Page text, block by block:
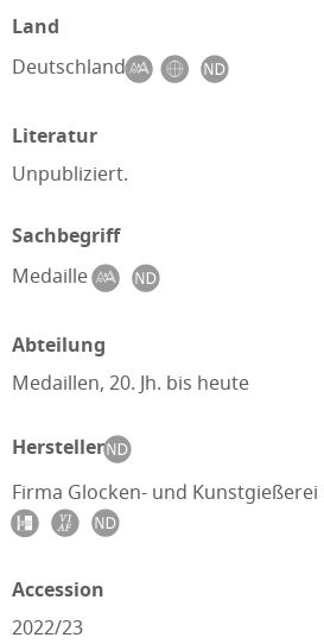
Land
Deutschland
Literatur
Unpubliziert.
Sachbegriff
Medaille
Abteilung
Medaillen, 20. Jh. bis heute
Hersteller
Firma Glocken- und Kunstgießerei
Accession
2022/23